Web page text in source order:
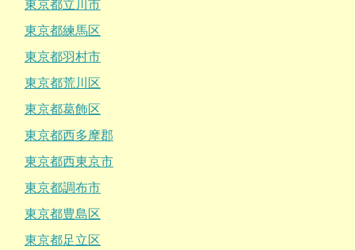
東京都立川市
東京都練馬区
東京都羽村市
東京都荒川区
東京都葛飾区
東京都西多摩郡
東京都西東京市
東京都調布市
東京都豊島区
東京都足立区